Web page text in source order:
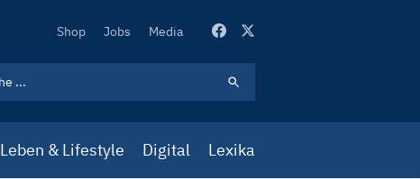
Secondary
Shop Jobs Media
Leben & Lifestyle Digital Lexika